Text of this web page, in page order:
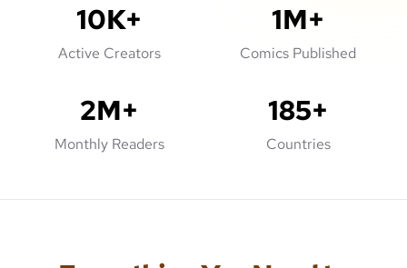
10K+
Active Creators
1M+
Comics Published
2M+
Monthly Readers
185+
Countries